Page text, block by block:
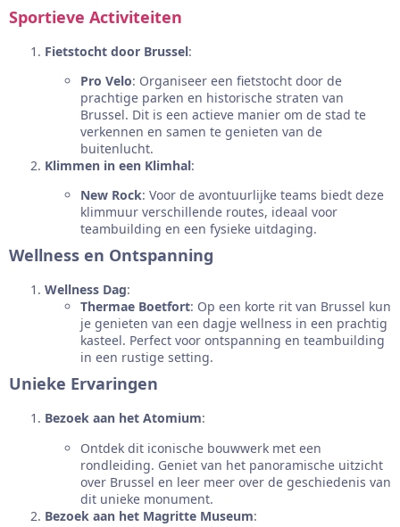
Sportieve Activiteiten
Fietstocht door Brussel:
Pro Velo: Organiseer een fietstocht door de
prachtige parken en historische straten van
Brussel. Dit is een actieve manier om de stad te
verkennen en samen te genieten van de
buitenlucht.
Klimmen in een Klimhal:
New Rock: Voor de avontuurlijke teams biedt deze
klimmuur verschillende routes, ideaal voor
teambuilding en een fysieke uitdaging.
Wellness en Ontspanning
Wellness Dag:
Thermae Boetfort: Op een korte rit van Brussel kun
je genieten van een dagje wellness in een prachtig
kasteel. Perfect voor ontspanning en teambuilding
in een rustige setting.
Unieke Ervaringen
Bezoek aan het Atomium:
Ontdek dit iconische bouwwerk met een
rondleiding. Geniet van het panoramische uitzicht
over Brussel en leer meer over de geschiedenis van
dit unieke monument.
Bezoek aan het Magritte Museum: